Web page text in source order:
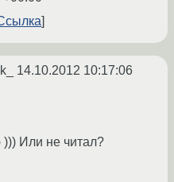
14.10.2012 10:17:06
))) Или не читал?